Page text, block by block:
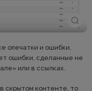
опечатки и ошибки,
ошибки, сделанные не
или в ссылках.
скрытом контенте, то